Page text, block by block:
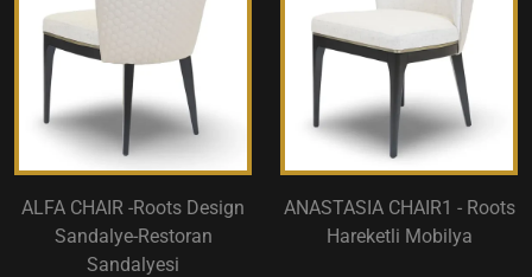
ALFA CHAIR -Roots Design
Sandalye-Restoran
Sandalyesi
ANASTASIA CHAIR1 - Roots
Hareketli Mobilya